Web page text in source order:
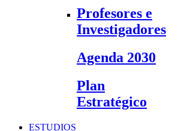
Profesores e
Investigadores
Agenda 2030
Plan
Estratégico
ESTUDIOS